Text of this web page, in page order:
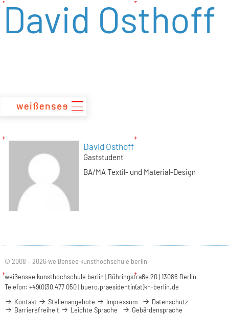
zumDavid Osthoff
David Osthoff
Gaststudent
BA/MA Textil- und Material-Design
© 2008 – 2026 weißensee kunsthochschule berlin
weißensee kunsthochschule berlin | Bühringstraße 20 | 13086 Berlin
Telefon: +49(0)30 477 050 | buero.praesidentin(at)kh-berlin.de
Kontakt
Stellenangebote Impressum
Datenschutz
Barrierefreiheit
Leichte Sprache Gebärdensprache